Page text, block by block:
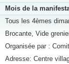
Mois de la
Tous les 4èmes
Brocante, Vide
Organisée par :
Adresse: Centre